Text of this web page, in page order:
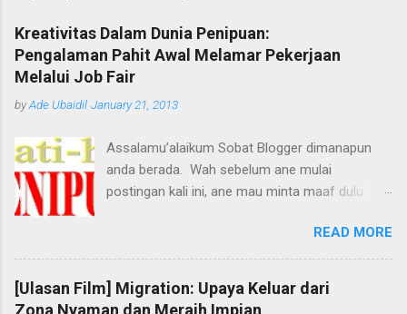
Kreativitas Dalam Dunia Penipuan:
Pengalaman Pahit Awal Melamar Pekerjaan
Melalui Job Fair
byAde Ubaidil January 21, 2013
Assalamu’alaikum Sobat Blogger dimanapun
anda berada. Wah sebelum ane mulai
postingan kali ini, ane mau minta maaf dulu
baik kok, biar tidak ada lagi korban-korban
penipuan berikutnya. Melihat dari judul, pasti
udah bakalan ngira kan ane mau nulis artikel
apa? Hehhe... :D *nungguin yah... kwkwkw
READ MORE
[Ulasan Film] Migration: Upaya Keluar dari
Zona Nyaman dan Meraih Impian